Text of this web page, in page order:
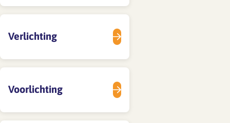
Verlichting
Voorlichting